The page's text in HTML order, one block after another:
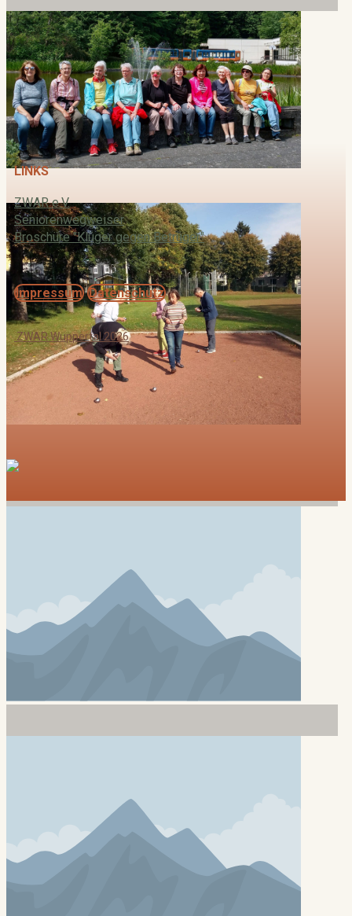
LINKS
ZWAR e.V.
Seniorenwegweiser
Broschüre "Klüger gegen Betrüger"
Impressum Datenschutz
ZWAR Wuppertal 2026